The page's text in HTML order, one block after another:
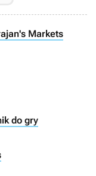
Markets
do gry